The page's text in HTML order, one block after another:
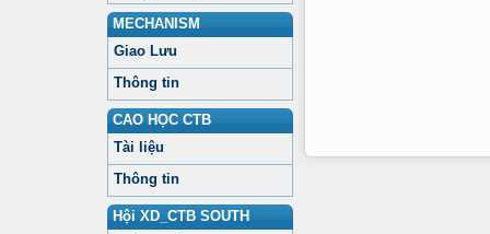
MECHANISM
Giao Lưu
Thông tin
CAO HỌC CTB
Tài liệu
Thông tin
Hội XD_CTB SOUTH